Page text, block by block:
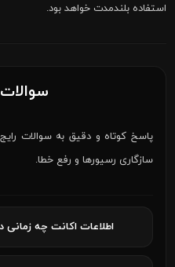
استفاده بلندمدت خواهد بود.
پاسخ کوتاه و دقیق به سوالات رایج
سازگاری رسیورها و رفع خطا.
اطلاعات اکانت چه زمانی